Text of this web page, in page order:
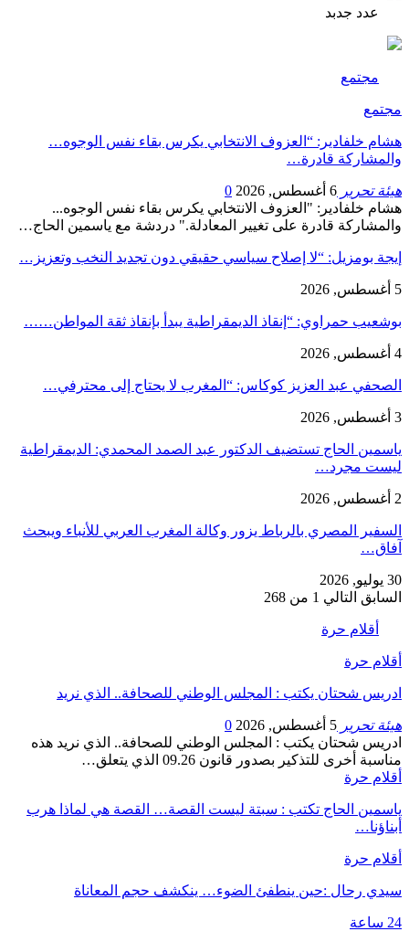
عدد جدبد
مجتمع
مجتمع
هشام خلفادير: “العزوف الانتخابي يكرس بقاء نفس الوجوه…
والمشاركة قادرة…
هيئة تحرير 6 أغسطس, 2026
0
هشام خلفادير: "العزوف الانتخابي يكرس بقاء نفس الوجوه...
والمشاركة قادرة على تغيير المعادلة." دردشة مع ياسمين الحاج…
إيجة بومزيل: “لا إصلاح سياسي حقيقي دون تجديد النخب وتعزيز…
5 أغسطس, 2026
بوشعيب حمراوي: “إنقاذ الديمقراطية يبدأ بإنقاذ ثقة المواطن……
4 أغسطس, 2026
الصحفي عبد العزيز كوكاس: “المغرب لا يحتاج إلى محترفي…
3 أغسطس, 2026
ياسمين الحاج تستضيف الدكتور عبد الصمد المحمدي: الديمقراطية
ليست مجرد…
2 أغسطس, 2026
السفير المصري بالرباط يزور وكالة المغرب العربي للأنباء ويبحث
آفاق…
30 يوليو, 2026
السابق التالي 1 من 268
أقلام حرة
أقلام حرة
ادريس شحتان يكتب : المجلس الوطني للصحافة.. الذي نريد
هيئة تحرير 5 أغسطس, 2026
0
ادريس شحتان يكتب : المجلس الوطني للصحافة.. الذي نريد هذه
مناسبة أخرى للتذكير بصدور قانون 09.26 الذي يتعلق…
أقلام حرة
ياسمين الحاج تكتب : سبتة ليست القصة… القصة هي لماذا هرب
أبناؤنا…
أقلام حرة
سيدي رحال :حين ينطفئ الضوء… ينكشف حجم المعاناة
24 ساعة